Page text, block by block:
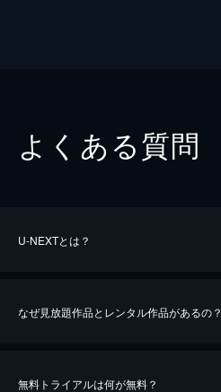
よくある質問
U-NEXTとは？
なぜ見放題作品とレンタル作品があるの？
無料トライアルは何が無料？